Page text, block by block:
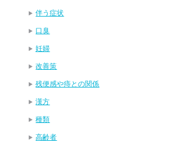
伴う症状
口臭
妊婦
改善策
残便感や痔との関係
漢方
種類
高齢者